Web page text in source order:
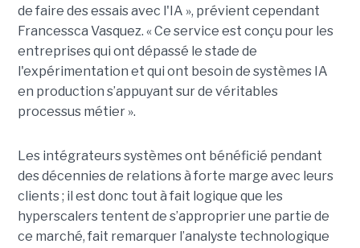
de faire des essais avec l'IA », prévient cependant
Francessca Vasquez. « Ce service est conçu pour les
entreprises qui ont dépassé le stade de
l'expérimentation et qui ont besoin de systèmes IA
en production s’appuyant sur de véritables
processus métier ».
Les intégrateurs systèmes ont bénéficié pendant
des décennies de relations à forte marge avec leurs
clients ; il est donc tout à fait logique que les
hyperscalers tentent de s’approprier une partie de
ce marché, fait remarquer l’analyste technologique